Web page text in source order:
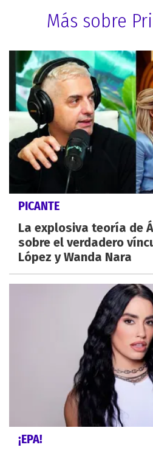
Más sobre
PICANTE
La explosiva teoría de
sobre el verdadero
López y Wanda Nara
¡EPA!